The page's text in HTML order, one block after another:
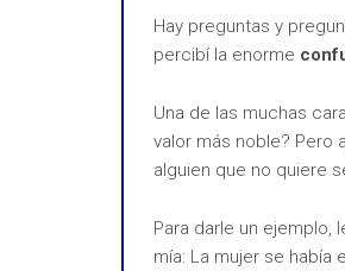
Hay preguntas y
percibí la enorme
Una de las muchas
valor más noble? Pero
alguien que no quiere
Para darle un ejemplo,
mía: La mujer se había